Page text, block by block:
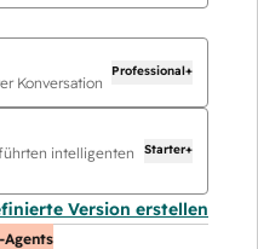
Konversation
Professional+
intelligenten
Starter+
Version erstellen